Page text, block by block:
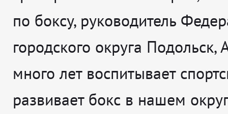
по боксу, руководитель
городского округа Подольск,
много лет воспитывает
развивает бокс в нашем